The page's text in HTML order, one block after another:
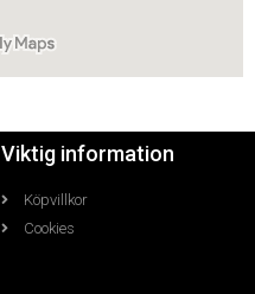
Viktig information
Köpvillkor
Cookies